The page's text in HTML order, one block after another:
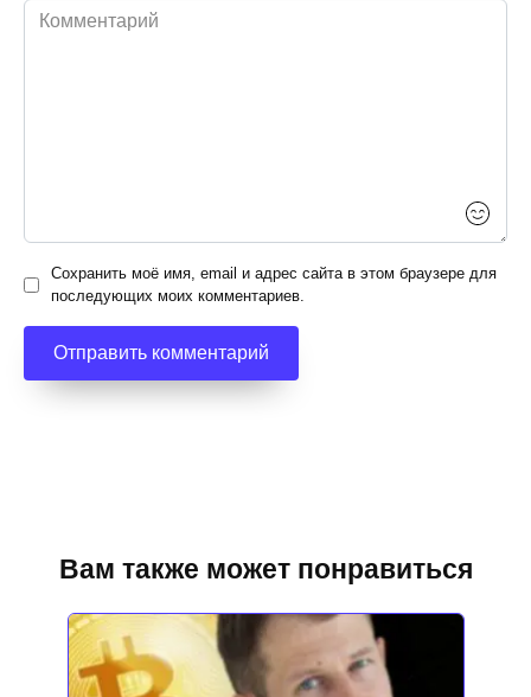
Комментарий
Сохранить моё имя, email и адрес сайта в этом браузере для
последующих моих комментариев.
Вам также может понравиться